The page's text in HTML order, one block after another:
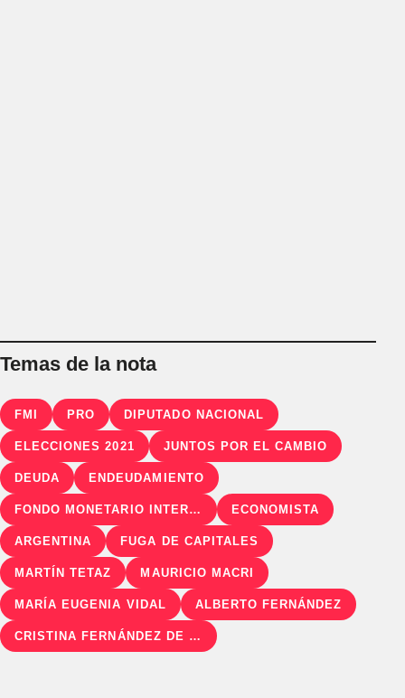
Temas de la nota
FMI PRO DIPUTADO NACIONAL
ELECCIONES 2021 JUNTOS POR EL CAMBIO
DEUDA ENDEUDAMIENTO
FONDO MONETARIO INTERNACIONAL ECONOMISTA
ARGENTINA FUGA DE CAPITALES
MARTÍN TETAZ MAURICIO MACRI
MARÍA EUGENIA VIDAL ALBERTO FERNÁNDEZ
CRISTINA FERNÁNDEZ DE KIRCHNER